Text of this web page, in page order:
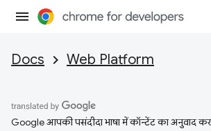
Docs Web Platform
Google आपकी पसंदीदा भाषा में कॉन्टेंट का अनुवाद